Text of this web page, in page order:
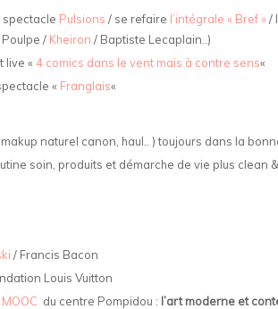
spectacle Pulsions / se refaire l’intégrale « Bref » /
/ Kheiron / Baptiste Lecaplain..)
live « 4 comics dans le vent mais à contre sens«
« Franglais«
makup naturel canon, haul.. ) toujours dans la
soin, produits et démarche de vie plus clean
/ Francis Bacon
Louis Vuitton
du centre Pompidou : l’art moderne et